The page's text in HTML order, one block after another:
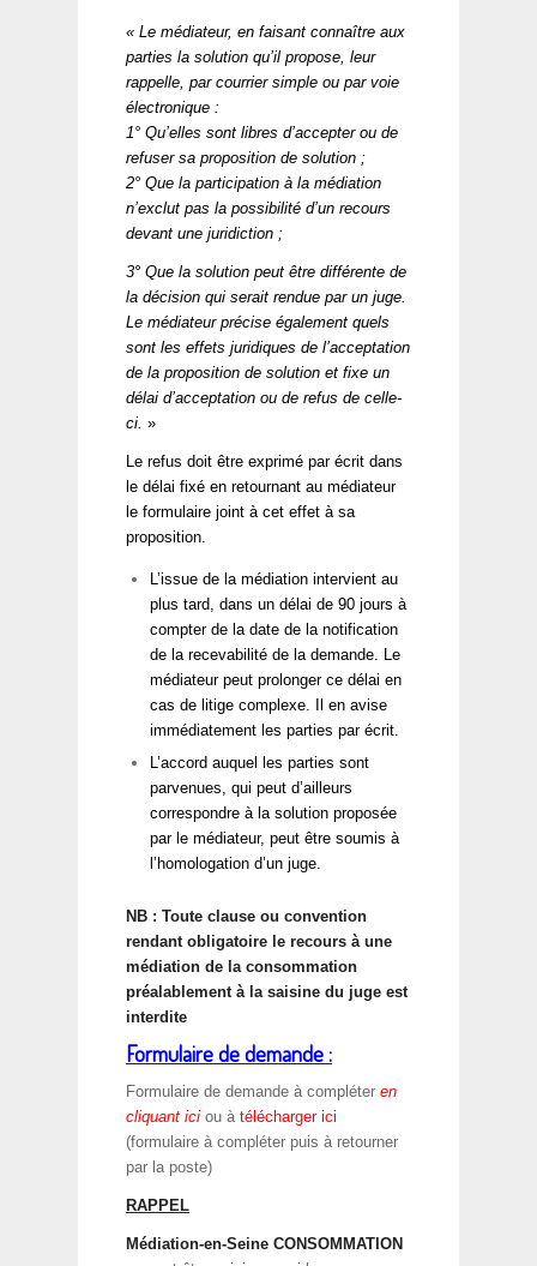
« Le médiateur, en faisant connaître aux
parties la solution qu’il propose, leur
rappelle, par courrier simple ou par voie
électronique :
1° Qu’elles sont libres d’accepter ou de
refuser sa proposition de solution ;
2° Que la participation à la médiation
n’exclut pas la possibilité d’un recours
devant une juridiction ;
3° Que la solution peut être différente de
la décision qui serait rendue par un juge.
Le médiateur précise également quels
sont les effets juridiques de l’acceptation
de la proposition de solution et fixe un
délai d’acceptation ou de refus de celle-
ci. »
Le refus doit être exprimé par écrit dans
le délai fixé en retournant au médiateur
le formulaire joint à cet effet à sa
proposition.
L’issue de la médiation intervient au
plus tard, dans un délai de 90 jours à
compter de la date de la notification
de la recevabilité de la demande. Le
médiateur peut prolonger ce délai en
cas de litige complexe. Il en avise
immédiatement les parties par écrit.
L’accord auquel les parties sont
parvenues, qui peut d’ailleurs
correspondre à la solution proposée
par le médiateur, peut être soumis à
l’homologation d’un juge.
NB : Toute clause ou convention
rendant obligatoire le recours à une
médiation de la consommation
préalablement à la saisine du juge est
interdite
Formulaire de demande :
Formulaire de demande à compléter en
cliquant ici ou à télécharger ici
(formulaire à compléter puis à retourner
par la poste)
RAPPEL
Médiation-en-Seine CONSOMMATION